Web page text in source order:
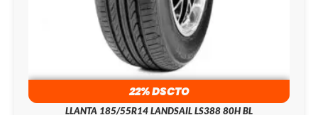
22% DSCTO
LLANTA 185/55R14 LANDSAIL LS388 80H BL